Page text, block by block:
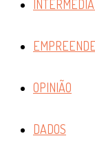
OPINIÃO
DADOS